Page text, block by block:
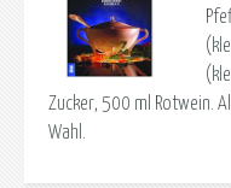
Zucker, 500 ml Rotwein.
Wahl.